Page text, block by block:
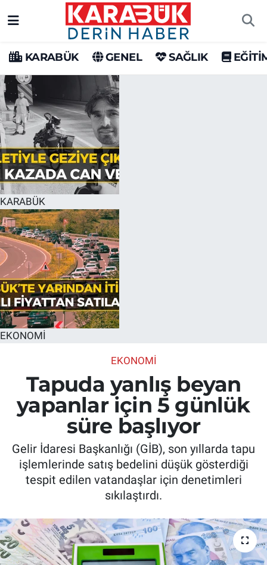
KARABÜK GENEL SAĞLIK
KARABÜK
EKONOMİ
EKONOMİ
Tapuda yanlış beyan
yapanlar için 5 günlük
süre başlıyor
Gelir İdaresi Başkanlığı (GİB), son yıllarda tapu
işlemlerinde satış bedelini düşük gösterdiği
tespit edilen vatandaşlar için denetimleri
sıkılaştırdı.
Karabük Hava Durumu
Karabük Trafik Yoğunluk Haritası
Süper Lig Puan Durumu ve Fikstür
Tüm Manşetler
Son Dakika Haberleri
Haber Arşivi